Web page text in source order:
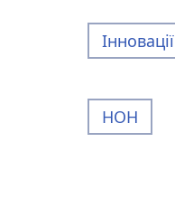
Інновації
НОН